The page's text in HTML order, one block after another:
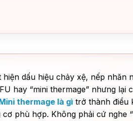
dấu hiệu chảy xệ, nếp nhăn
hay “mini thermage” nhưng lại
thermage là gì trở thành điều
phù hợp. Không phải cứ nghe